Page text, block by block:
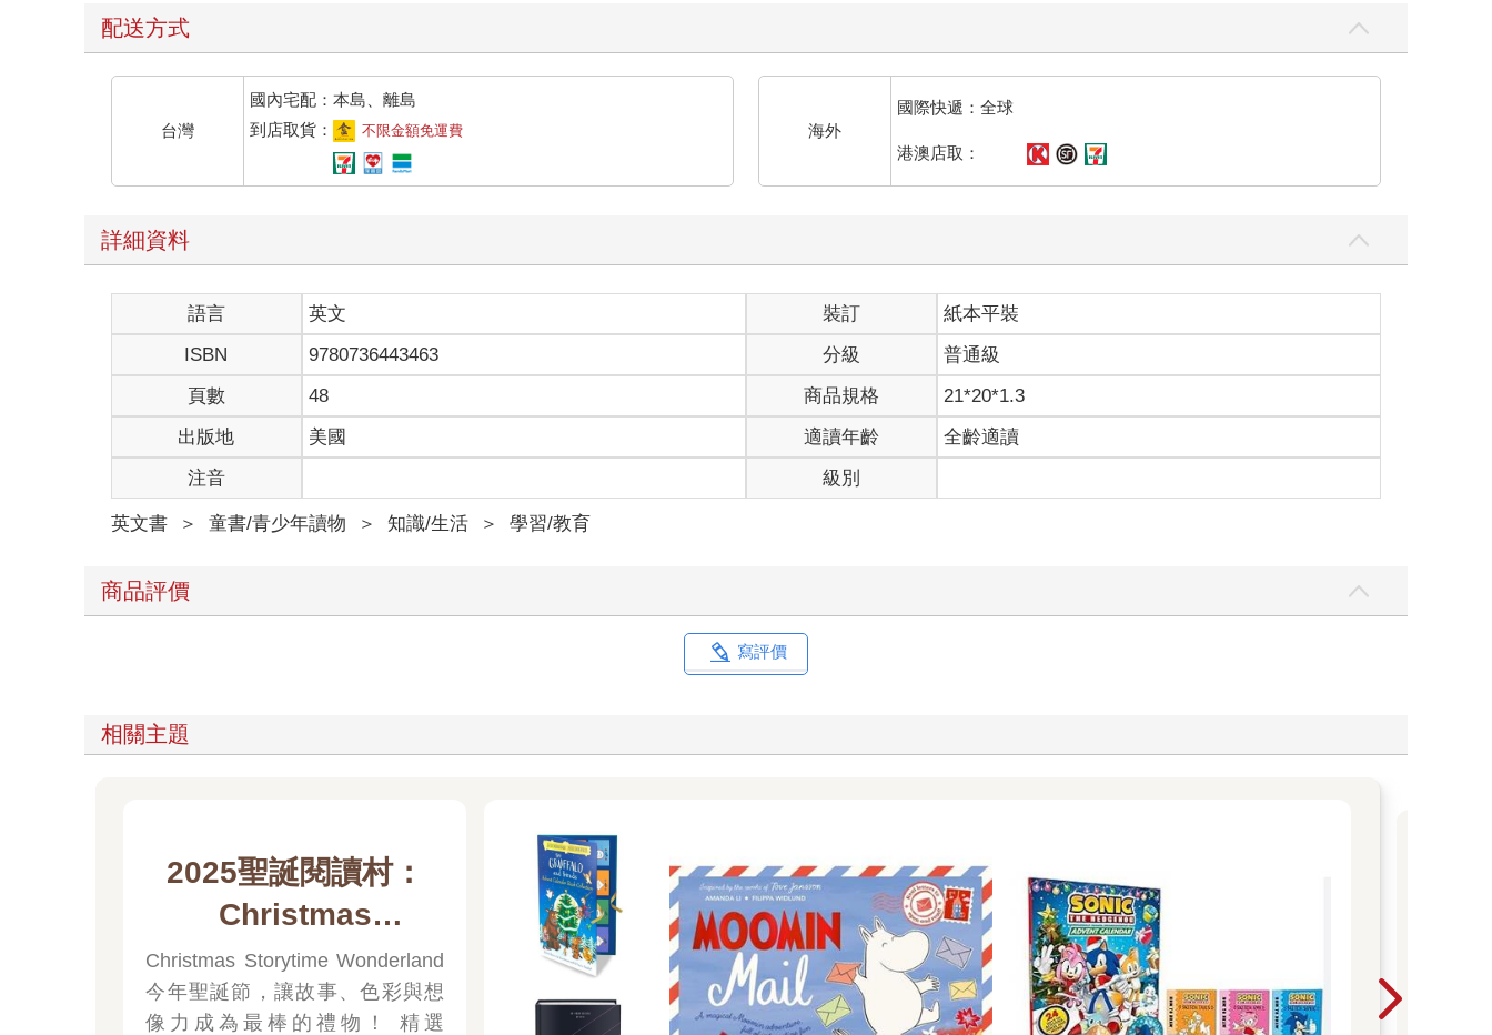
配送方式
台灣
國內宅配：本島、離島
到店取貨：
不限金額免運費 海外
國際快遞：全球
港澳店取：
詳細資料
語言 英文 裝訂
紙本平裝
ISBN
9780736443463 分級
普通級
頁數
48 商品規格
21*20*1.3
出版地
美國 適讀年齡
全齡適讀
注音
級別
英文書 ＞ 童書/青少年讀物 ＞ 知識/生活 ＞ 學習/教育
商品評價
寫評價
相關主題
2025聖誕閱讀村：
Christmas
Storytime
Wonderland
Christmas Storytime Wonderland
今年聖誕節，讓故事、色彩與想
像力成為最棒的禮物！ 精選